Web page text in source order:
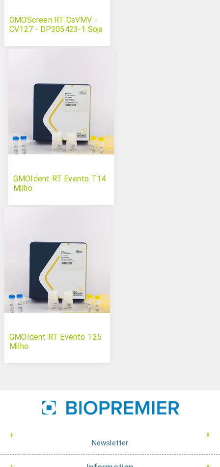
GMOScreen RT CsVMV -
CV127 - DP305423-1 Soja
GMOIdent RT Evento T14
Milho
GMOIdent RT Evento T25
Milho
Newsletter